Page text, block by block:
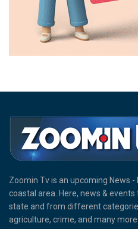
Zoomin Tv is an upcoming News
coastal area. Here, news &
state and from different
agriculture, crime, and many